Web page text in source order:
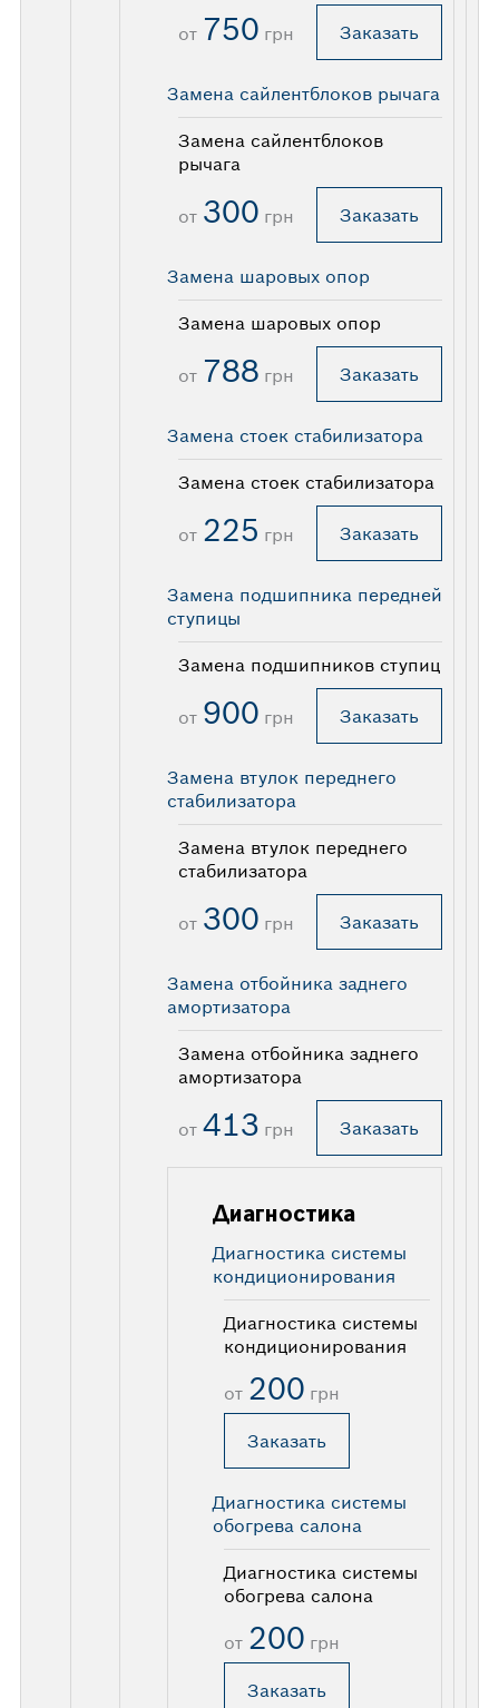
от 750 грн Заказать
Замена сайлентблоков рычага
Замена сайлентблоков
рычага
от 300 грн Заказать
Замена шаровых опор
Замена шаровых опор
от 788 грн Заказать
Замена стоек стабилизатора
Замена стоек стабилизатора
от 225 грн Заказать
Замена подшипника передней
ступицы
Замена подшипников ступиц
от 900 грн Заказать
Замена втулок переднего
стабилизатора
Замена втулок переднего
стабилизатора
от 300 грн Заказать
Замена отбойника заднего
амортизатора
Замена отбойника заднего
амортизатора
от 413 грн Заказать
Диагностика
Диагностика системы
кондиционирования
Диагностика системы
кондиционирования
от 200 грн
Заказать
Диагностика системы
обогрева салона
Диагностика системы
обогрева салона
от 200 грн
Заказать